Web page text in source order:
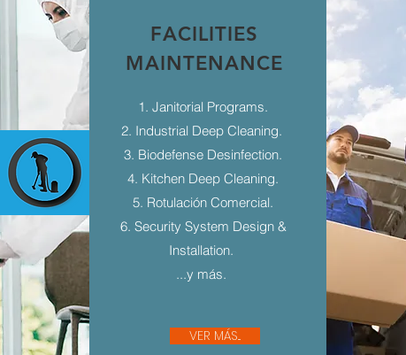
FACILITIES
MAINTENANCE
1. Janitorial Programs.
2. Industrial Deep Cleaning.
3. Biodefense Desinfection.
4. Kitchen Deep Cleaning.
5. Rotulación Comercial.
6. Security System Design &
Installation.
...y más.
VER MÁS...